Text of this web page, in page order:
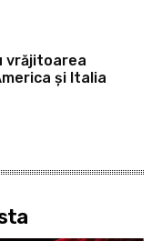
vrăjitoarea
și Italia